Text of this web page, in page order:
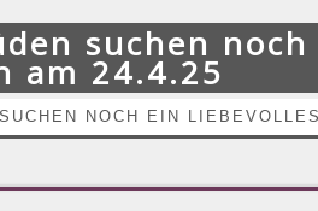
suchen
am 24.4.25
NOCH EIN